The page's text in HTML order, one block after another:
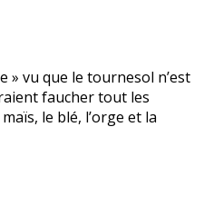
» vu que le tournesol n’est
faucher tout les
le blé, l’orge et la